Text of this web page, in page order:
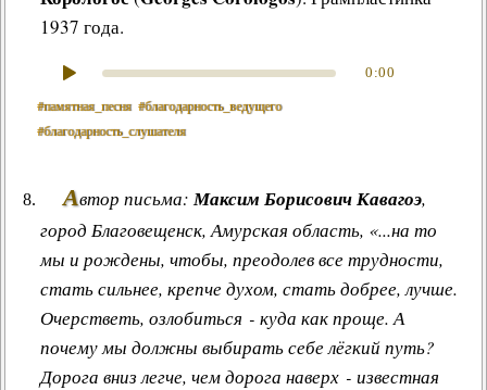
1937 года.
0:00
#памятная_песня #благодарность_ведущего
#благодарность_слушателя
Автор письма:Максим Борисович Кавагоэ,
город Благовещенск, Амурская область, «...на то
мы и рождены, чтобы, преодолев все трудности,
стать сильнее, крепче духом, стать добрее, лучше.
Очерстветь, озлобиться - куда как проще. А
почему мы должны выбирать себе лёгкий путь?
Дорога вниз легче, чем дорога наверх - известная